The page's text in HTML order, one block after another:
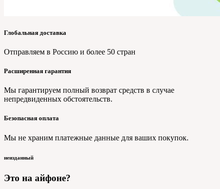
Глобальная доставка
Отправляем в Россию и более 50 стран
Расширенная гарантия
Мы гарантируем полный возврат средств в случае
непредвиденных обстоятельств.
Безопасная оплата
Мы не храним платежные данные для ваших покупок.
неизданный
Это на айфоне?